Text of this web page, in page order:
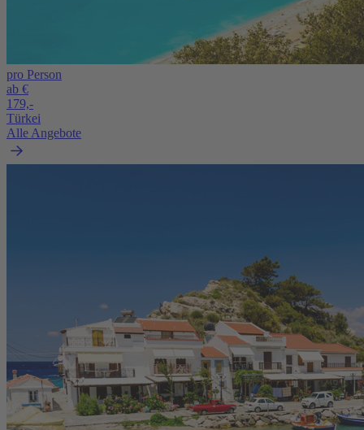
pro Person
ab €
179,-
Türkei
Alle Angebote